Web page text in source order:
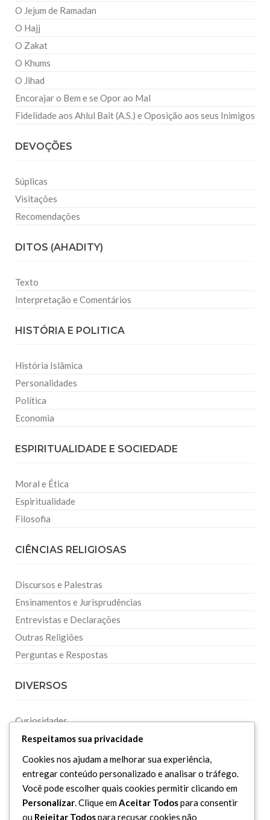
O Jejum de Ramadan
O Hajj
O Zakat
O Khums
O Jihad
Encorajar o Bem e se Opor ao Mal
Fidelidade aos Ahlul Bait (A.S.) e Oposição aos seus Inimigos
DEVOÇÕES
Súplicas
Visitações
Recomendações
DITOS (AHADITY)
Texto
Interpretação e Comentários
HISTÓRIA E POLITICA
História Islâmica
Personalidades
Política
Economia
ESPIRITUALIDADE E SOCIEDADE
Moral e Ética
Espiritualidade
Filosofia
CIÊNCIAS RELIGIOSAS
Discursos e Palestras
Ensinamentos e Jurisprudências
Entrevistas e Declarações
Outras Religiões
Perguntas e Respostas
DIVERSOS
Curiosidades
Dicionário Islâmico
Downloads
Respeitamos sua privacidade
Cookies nos ajudam a melhorar sua experiência,
entregar conteúdo personalizado e analisar o tráfego.
Você pode escolher quais cookies permitir clicando em
Personalizar. Clique emAceitar Todospara consentir
ou Rejeitar Todospara recusar cookies não